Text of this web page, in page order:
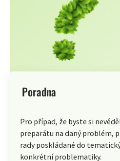
Poradna
Pro případ, že byste si
preparátu na daný problém,
rady poskládané do
konkrétní problematiky.